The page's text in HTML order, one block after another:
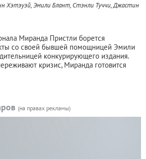
Хэтэуэй, Эмили Блант, Стэнли Туччи, Джастин
Миранда Пристли борется
со своей бывшей помощницей Эмили
конкурирующего издания.
кризис, Миранда готовится
(на правах рекламы)